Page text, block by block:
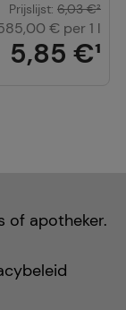
5,85 €¹
Prijslijst: 6,03 €²
€ per 1 l
of apotheker.